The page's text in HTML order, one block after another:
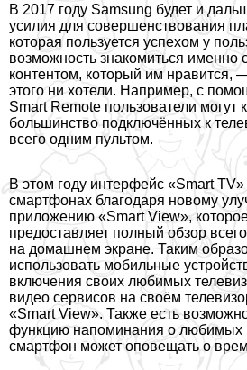
В 2017 году Samsung будет и
усилия для совершенствования
которая пользуется успехом у
возможность знакомиться именно
контентом, который им нравится,
этого ни хотели. Например, с
Smart Remote пользователи могут
большинство подключённых к
всего одним пультом.
В этом году интерфейс «Smart TV»
смартфонах благодаря новому
приложению «Smart View»,
предоставляет полный обзор
на домашнем экране. Таким
использовать мобильные
включения своих любимых
видео сервисов на своём
«Smart View». Также есть
функцию напоминания о любимых
смартфон может оповещать о